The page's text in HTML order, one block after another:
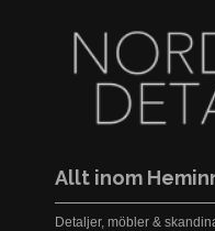
Allt inom
Detaljer, möbler &